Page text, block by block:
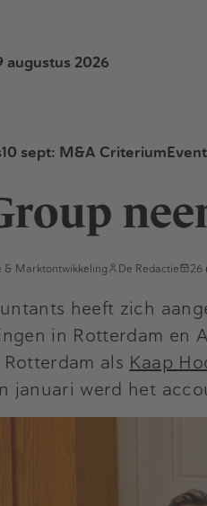
augustus 2026
10 sept: M&A Criterium
& Marktontwikkeling De Redactie 26
heeft zich
in Rotterdam en
als Kaap
januari werd het